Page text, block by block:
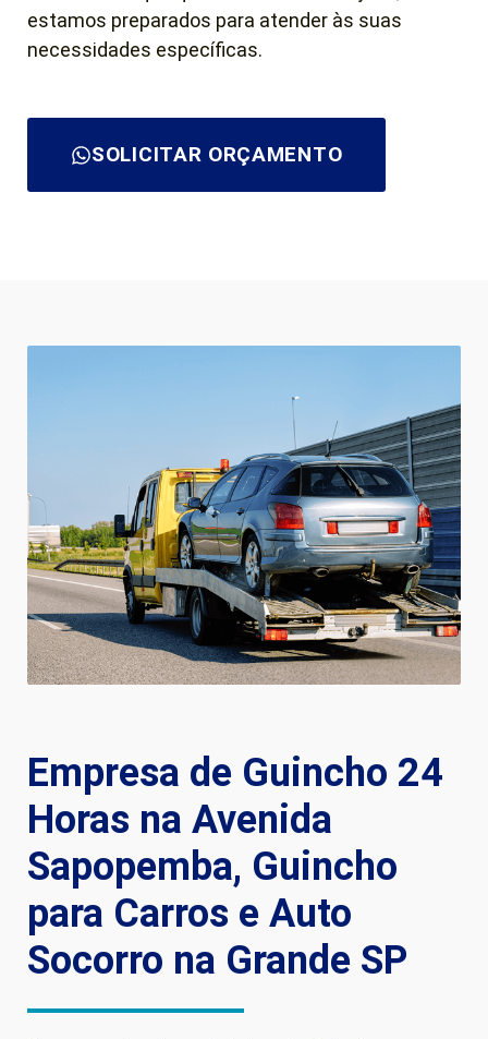
estamos preparados para atender às suas
necessidades específicas.
SOLICITAR ORÇAMENTO
Empresa de Guincho 24
Horas na Avenida
Sapopemba, Guincho
para Carros e Auto
Socorro na Grande SP